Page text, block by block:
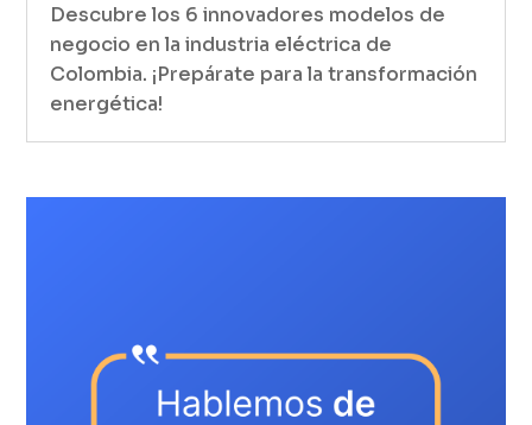
Descubre los 6 innovadores modelos de
negocio en la industria eléctrica de
Colombia. ¡Prepárate para la transformación
energética!